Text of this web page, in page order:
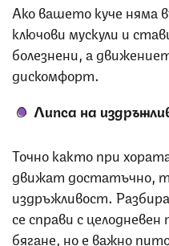
Ако вашето куче няма
ключови мускули и
болезнени, а
дискомфорт.
Липса на
Точно както при
движат достатъчно,
издръжливост.
се справи с
бягане, но е важно